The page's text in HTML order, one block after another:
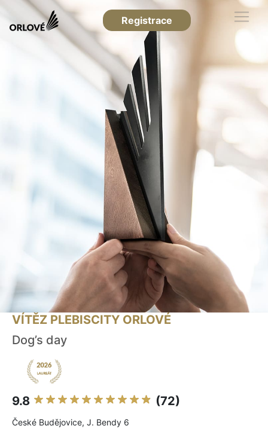
Registrace
VÍTĚZ PLEBISCITY ORLOVÉ
Dog’s day
9.8 (72)
České Budějovice, J. Bendy 6